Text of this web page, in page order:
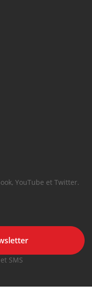
YouTube et Twitter.
SMS